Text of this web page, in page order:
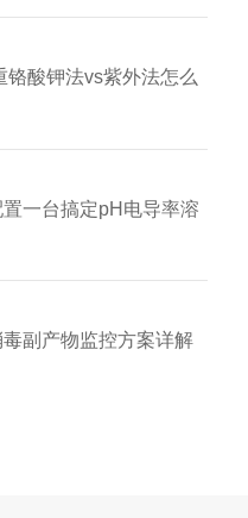
酸钾法vs紫外法怎么
一台搞定pH电导率溶
副产物监控方案详解